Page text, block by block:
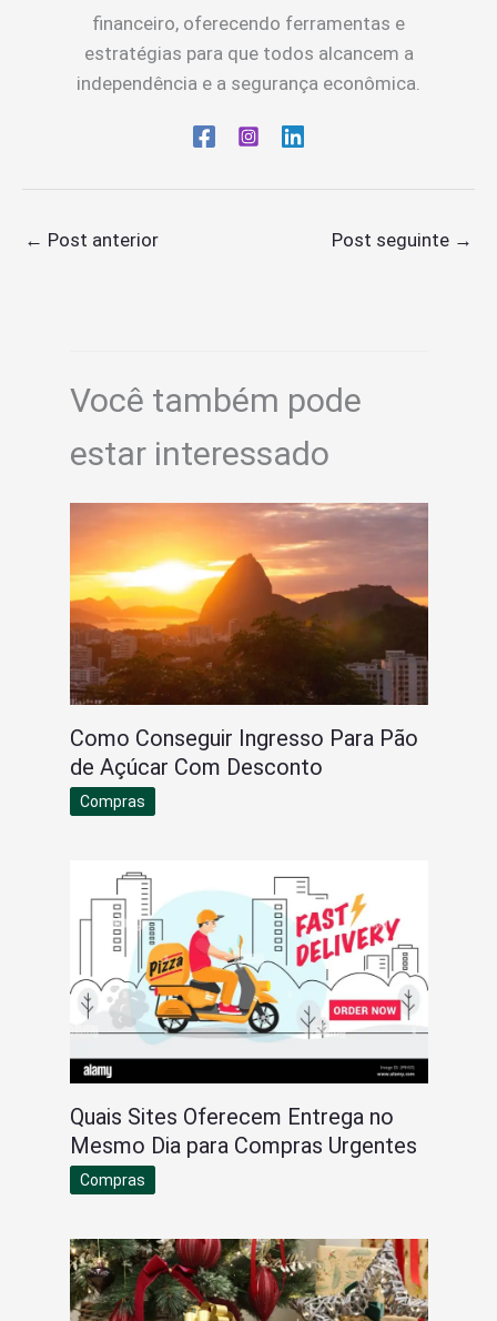
financeiro, oferecendo ferramentas e
estratégias para que todos alcancem a
independência e a segurança econômica.
← Post anterior Post seguinte →
Você também pode
estar interessado
Como Conseguir Ingresso Para Pão
de Açúcar Com Desconto
Compras
Quais Sites Oferecem Entrega no
Mesmo Dia para Compras Urgentes
Compras